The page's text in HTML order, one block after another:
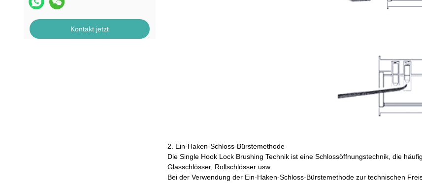
Kontakt jetzt
2. Ein-Haken-Schloss-Bürstemethode
Die Single Hook Lock Brushing Technik ist eine Schlossöffnungstechnik, die
Glasschlösser, Rollschlösser usw.
Bei der Verwendung der Ein-Haken-Schloss-Bürstemethode zur technischen